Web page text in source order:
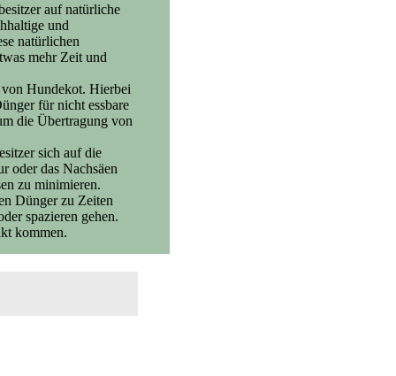
auf natürliche
und
natürlichen
mehr Zeit und
Hundekot. Hierbei
für nicht essbare
die Übertragung von
sich auf die
oder das Nachsäen
zu minimieren.
Dünger zu Zeiten
spazieren gehen.
kommen.